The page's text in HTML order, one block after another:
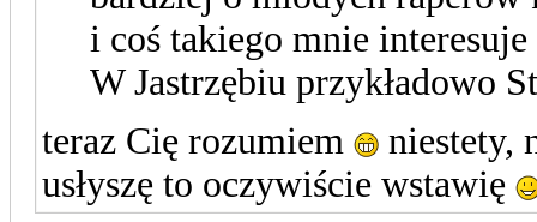
i coś takiego mnie
W Jastrzębiu przykładowo
teraz Cię rozumiem
niestety,
usłyszę to oczywiście wstawię